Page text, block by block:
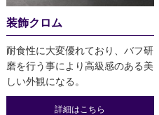
装飾クロム
耐食性に大変優れており、バフ研
磨を行う事により高級感のある美
しい外観になる。
詳細はこちら